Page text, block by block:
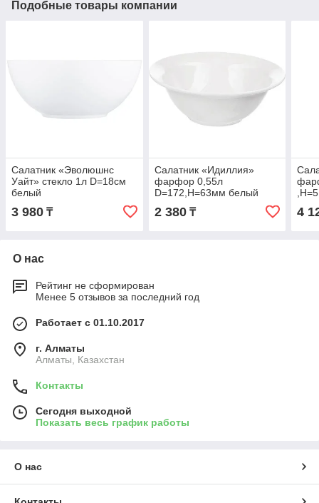
Подобные товары компании
Салатник «Эволюшнс
Уайт» стекло 1л D=18см
белый
3 980 ₸
Салатник «Идиллия»
фарфор 0,55л
D=172,H=63мм белый
2 380₸ 4
О нас
Рейтинг не сформирован
Менее 5 отзывов за последний год
Работает с 01.10.2017
г. Алматы
Алматы, Казахстан
Контакты
Сегодня выходной
Показать весь график работы
О нас